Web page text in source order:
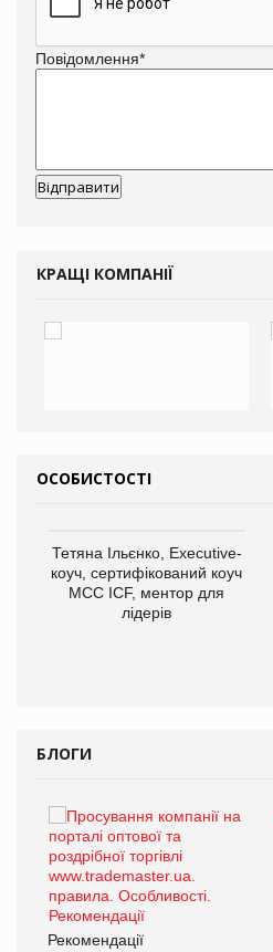
Повідомлення*
КРАЩІ КОМПАНІЇ
ОСОБИСТОСТІ
Тетяна Ільєнко, Executive-
коуч, сертифікований коуч
МСС ICF, ментор для
лідерів
БЛОГИ
Рекомендації